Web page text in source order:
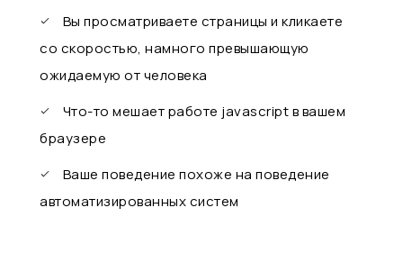
Вы просматриваете страницы и кликаете
со скоростью, намного превышающую
ожидаемую от человека
Что-то мешает работе javascript в вашем
браузере
Ваше поведение похоже на поведение
автоматизированных систем